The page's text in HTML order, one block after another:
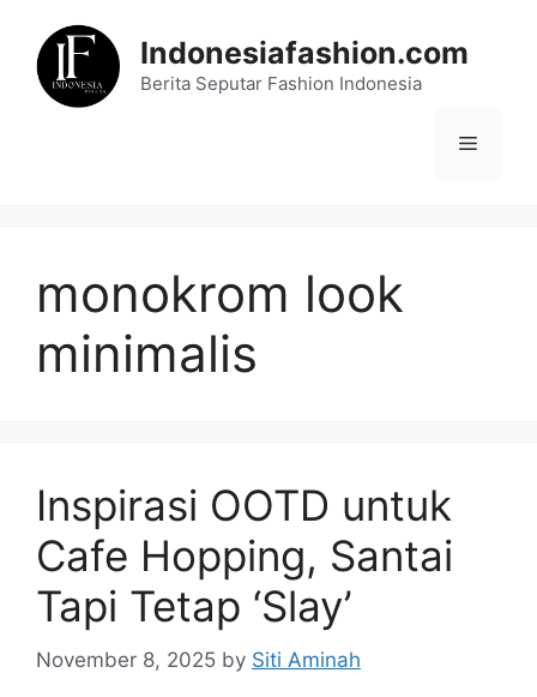
content
Indonesiafashion.com
Berita Seputar Fashion Indonesia
Menu
monokrom look
minimalis
Inspirasi OOTD untuk
Cafe Hopping, Santai
Tapi Tetap ‘Slay’
November 8, 2025 by Siti Aminah